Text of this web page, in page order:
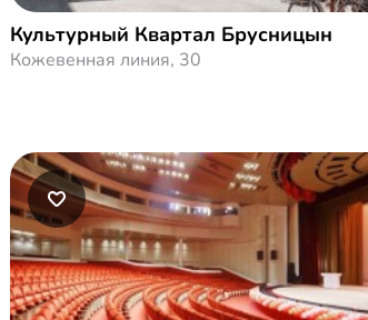
Культурный Квартал Брусницын
Кожевенная линия, 30